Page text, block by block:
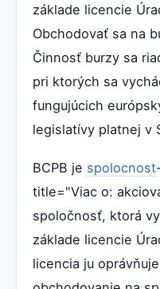
základe licencie
Obchodovať sa na
Činnosť burzy sa
pri ktorých sa
fungujúcich
legislatívy platnej v
BCPB je spolocnost
title="Viac o:
spoločnosť, ktorá
základe licencie
licencia ju